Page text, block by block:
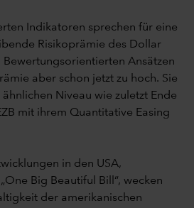
Indikatoren sprechen für eine
Risikoprämie des Dollar
Ansätzen
aber schon jetzt zu hoch. Sie
Niveau wie zuletzt Ende
mit ihrem Quantitative Easing
in den USA,
Big Beautiful Bill“, wecken
der amerikanischen